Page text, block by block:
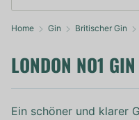
Home Gin Britischer Gin
LONDON NO1 GIN
Ein schöner und klarer